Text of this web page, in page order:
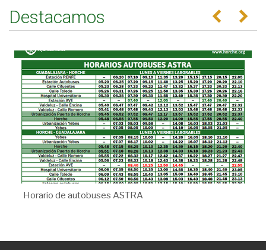
Destacamos Anterior
Horario de autobuses ASTRA